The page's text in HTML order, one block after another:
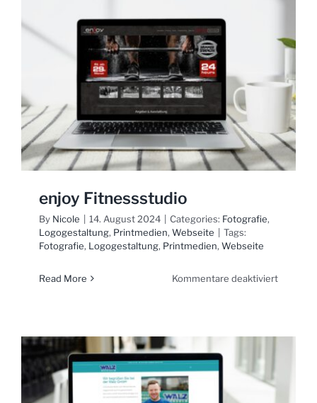
KG
enjoy Fitnessstudio
By Nicole 14. August 2024 Categories: Fotografie,
Logogestaltung, Printmedien, Webseite
Tags:
Fotografie, Logogestaltung, Printmedien, Webseite
Read More Kommentare deaktiviertfür